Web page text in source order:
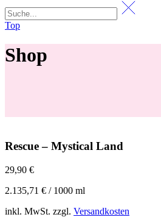
Top
Shop
Rescue – Mystical Land
29,90 €
2.135,71 € / 1000 ml
inkl. MwSt. zzgl. Versandkosten